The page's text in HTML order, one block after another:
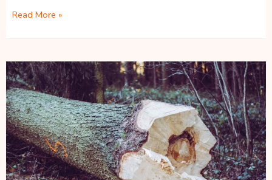
Houtketen
Circular
Award
Public!
Read More »